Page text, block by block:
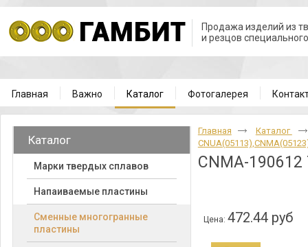
Продажа изделий из
и резцов
Главная Важно Каталог Фотогалерея
Каталог
Марки твердых сплавов
Напаиваемые пластины
Cменные многогранные
пластины
Главная
Каталог
CNMA-190612
Цена:472.44 руб